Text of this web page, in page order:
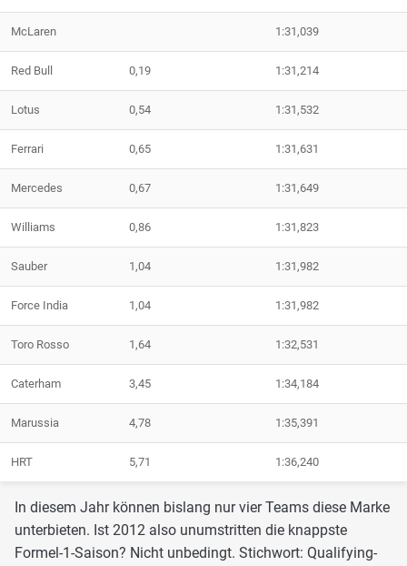
McLaren 1:31,039
Red Bull 0,19 1:31,214
Lotus 0,54 1:31,532
Ferrari 0,65 1:31,631
Mercedes 0,67 1:31,649
Williams 0,86 1:31,823
Sauber 1,04 1:31,982
Force India 1,04 1:31,982
Toro Rosso 1,64 1:32,531
Caterham 3,45 1:34,184
Marussia 4,78 1:35,391
HRT 5,71 1:36,240
In diesem Jahr können bislang nur vier Teams diese Marke
unterbieten. Ist 2012 also unumstritten die knappste
Formel-1-Saison? Nicht unbedingt. Stichwort: Qualifying-